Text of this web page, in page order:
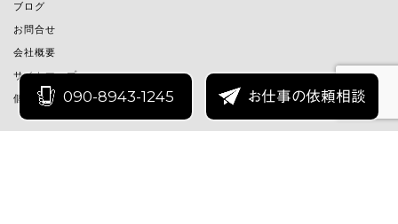
ブログ
お問合せ
会社概要
サイトマップ
個人情報の取り扱いについて
090-8943-1245 お仕事の依頼相談